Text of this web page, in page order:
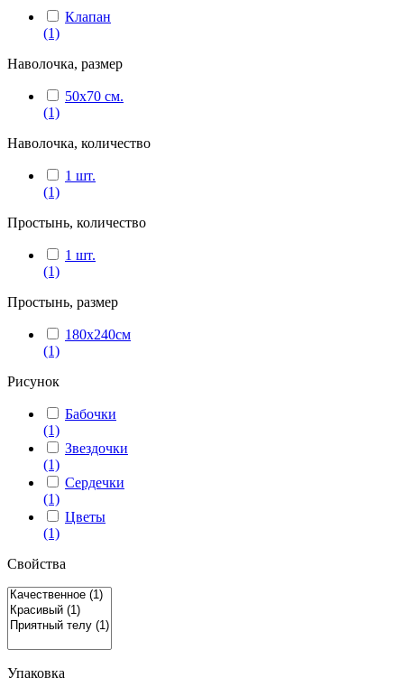
Клапан
(1)
Наволочка, размер
50х70 см.
(1)
Наволочка, количество
1 шт.
(1)
Простынь, количество
1 шт.
(1)
Простынь, размер
180x240см
(1)
Рисунок
Бабочки
(1)
Звездочки
(1)
Сердечки
(1)
Цветы
(1)
Свойства
Упаковка